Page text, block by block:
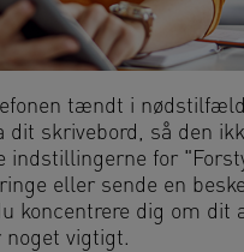
tændt i
skrivebord, så den
indstillingerne for
eller sende en
koncentrere dig om dit
noget vigtigt.